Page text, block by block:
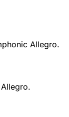
Allegro.